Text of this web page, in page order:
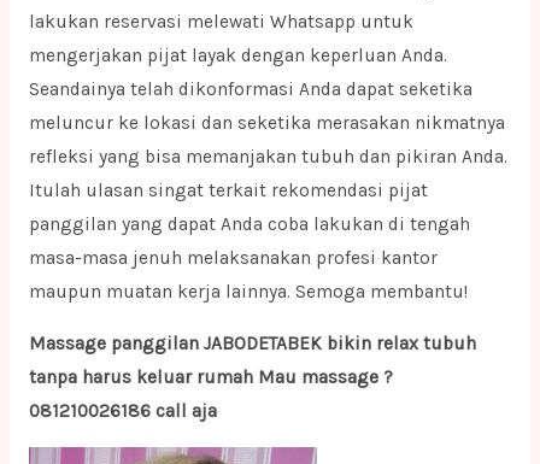
lakukan reservasi melewati Whatsapp untuk
mengerjakan pijat layak dengan keperluan Anda.
Seandainya telah dikonformasi Anda dapat seketika
meluncur ke lokasi dan seketika merasakan nikmatnya
refleksi yang bisa memanjakan tubuh dan pikiran Anda.
Itulah ulasan singat terkait rekomendasi pijat
panggilan yang dapat Anda coba lakukan di tengah
masa-masa jenuh melaksanakan profesi kantor
maupun muatan kerja lainnya. Semoga membantu!
Massage panggilan JABODETABEK bikin relax tubuh
tanpa harus keluar rumah Mau massage ?
081210026186 call aja